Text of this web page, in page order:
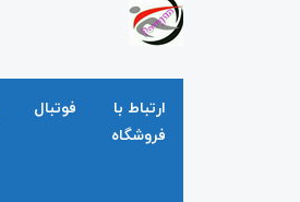
ارتباط با
فروشگاه
فوتبال